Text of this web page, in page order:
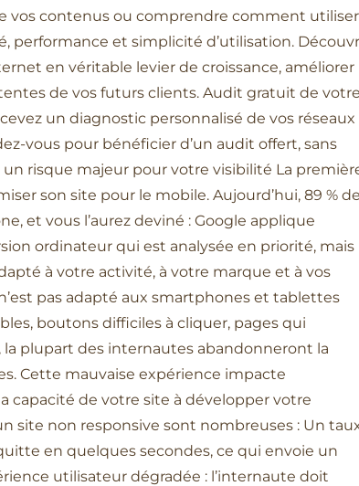
vos contenus ou comprendre comment utiliser
performance et simplicité d’utilisation.
en véritable levier de croissance, améliorer
de vos futurs clients. Audit gratuit de votre
un diagnostic personnalisé de vos réseaux
vous pour bénéficier d’un audit offert, sans
risque majeur pour votre visibilité La
son site pour le mobile. Aujourd’hui, 89 %
et vous l’aurez deviné : Google applique
ordinateur qui est analysée en priorité, mais
à votre activité, à votre marque et à vos
pas adapté aux smartphones et tablettes
boutons difficiles à cliquer, pages qui
plupart des internautes abandonneront la
Cette mauvaise expérience impacte
capacité de votre site à développer votre
site non responsive sont nombreuses : Un
en quelques secondes, ce qui envoie un
utilisateur dégradée : l’internaute doit